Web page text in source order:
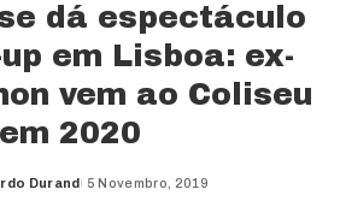
dá espectáculo
em Lisboa: ex-
vem ao Coliseu
em 2020
Durand 5 Novembro, 2019